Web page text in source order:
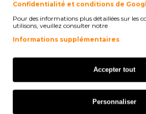
Brother VC-500 W
sur 04/07/2025
Confidentialité et conditions de
Pour des informations plus détaillées sur les
utilisons, veuillez consulter notre
Informations supplémentaires
Accepter tout
Personnaliser